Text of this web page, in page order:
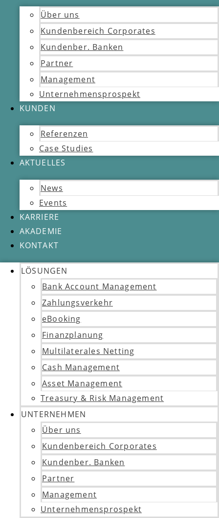
Über uns
Kundenbereich Corporates
Kundenber. Banken
Partner
Management
Unternehmensprospekt
KUNDEN
Referenzen
Case Studies
AKTUELLES
News
Events
KARRIERE
AKADEMIE
KONTAKT
LÖSUNGEN
Bank Account Management
Zahlungsverkehr
eBooking
Finanzplanung
Multilaterales Netting
Cash Management
Asset Management
Treasury & Risk Management
UNTERNEHMEN
Über uns
Kundenbereich Corporates
Kundenber. Banken
Partner
Management
Unternehmensprospekt